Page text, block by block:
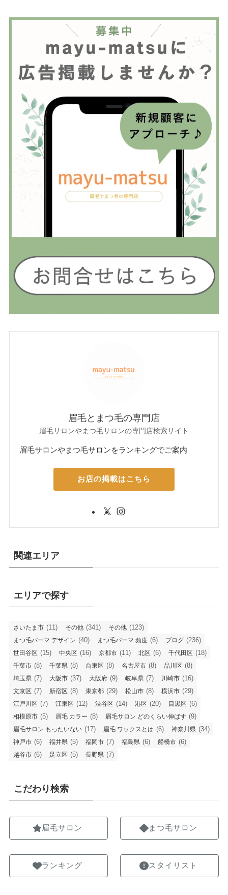
眉毛とまつ毛の専門店
眉毛サロンやまつ毛サロンの専門店検索サイト
眉毛サロンやまつ毛サロンをランキングでご案内
お店の掲載はこちら
関連エリア
エリアで探す
さいたま市 (11) その他 (341) その他 (123)
まつ毛パーマ デザイン (40) まつ毛パーマ 頻度 (6) ブログ (236)
世田谷区 (15) 中央区 (16) 京都市 (11) 北区 (6) 千代田区 (18)
千葉市 (8) 千葉県 (8) 台東区 (8) 名古屋市 (8) 品川区 (8)
埼玉県 (7) 大阪市 (37) 大阪府 (9) 岐阜県 (7) 川崎市 (16)
文京区 (7) 新宿区 (8) 東京都 (29) 松山市 (8) 横浜市 (29)
江戸川区 (7) 江東区 (12) 渋谷区 (14) 港区 (20) 目黒区 (6)
相模原市 (5) 眉毛 カラー (8) 眉毛サロン どのくらい伸ばす (9)
眉毛サロン もったいない (17) 眉毛 ワックスとは (6) 神奈川県 (34)
神戸市 (6) 福井県 (5) 福岡市 (7) 福島県 (6) 船橋市 (6)
越谷市 (6) 足立区 (5) 長野県 (7)
こだわり検索
眉毛サロン
ランキング
まつ毛サロン
スタイリスト